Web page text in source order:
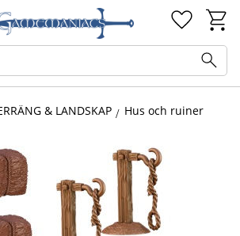
& LANDSKAP Hus och ruiner